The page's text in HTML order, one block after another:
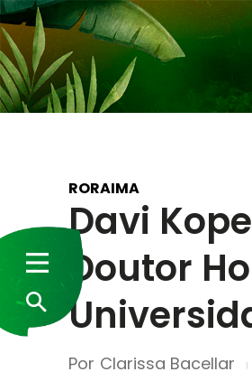
RORAIMA
Davi
Doutor
Por Clarissa Bacellar